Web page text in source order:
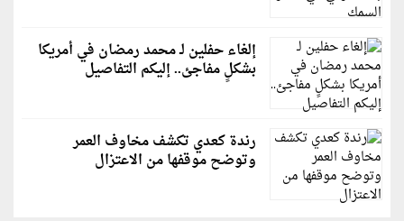
إلغاء حفلين لـ محمد رمضان في أمريكا
بشكلٍ مفاجئ.. إليكم التفاصيل
رندة كعدي تكشف مخاوف العمر
وتوضح موقفها من الاعتزال